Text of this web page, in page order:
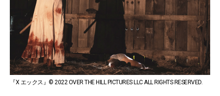
『X エックス』© 2022 OVER THE HILL PICTURES LLC ALL RIGHTS RESERVED.